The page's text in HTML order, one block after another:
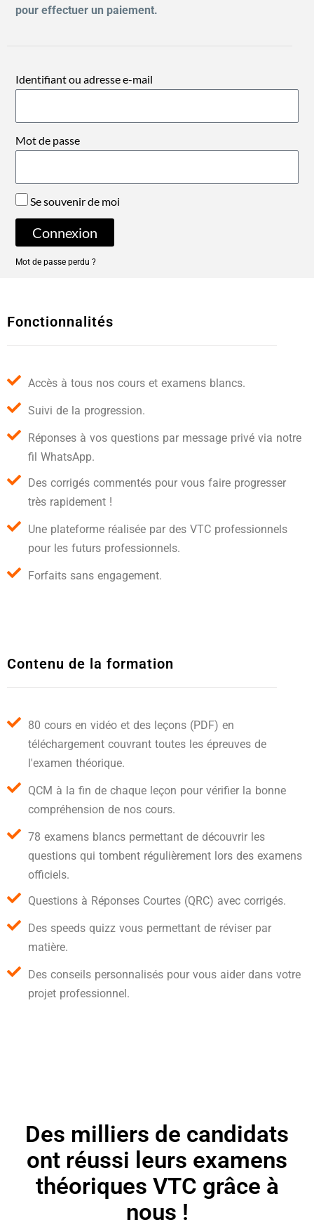
pour effectuer un paiement.
Identifiant ou adresse e-mail
Mot de passe
Se souvenir de moi
Connexion
Mot de passe perdu ?
Fonctionnalités
Accès à tous nos cours et examens blancs.
Suivi de la progression.
Réponses à vos questions par message privé via notre
fil WhatsApp.
Des corrigés commentés pour vous faire progresser
très rapidement !
Une plateforme réalisée par des VTC professionnels
pour les futurs professionnels.
Forfaits sans engagement.
Contenu de la formation
80 cours en vidéo et des leçons (PDF) en
téléchargement couvrant toutes les épreuves de
l'examen théorique.
QCM à la fin de chaque leçon pour vérifier la bonne
compréhension de nos cours.
78 examens blancs permettant de découvrir les
questions qui tombent régulièrement lors des examens
officiels.
Questions à Réponses Courtes (QRC) avec corrigés.
Des speeds quizz vous permettant de réviser par
matière.
Des conseils personnalisés pour vous aider dans votre
projet professionnel.
Des milliers de candidats
ont réussi leurs examens
théoriques VTC grâce à
nous !